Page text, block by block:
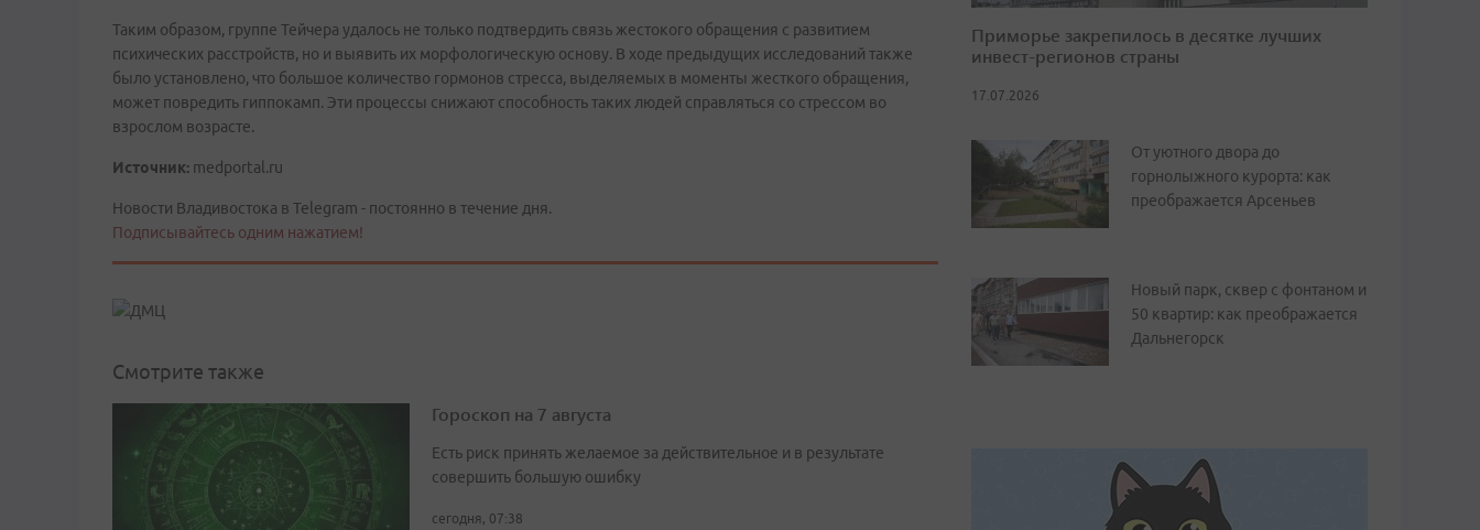
Таким образом, группе Тейчера удалось не только подтвердить связь жестокого обращения с развитием
психических расстройств, но и выявить их морфологическую основу. В ходе предыдущих исследований также
было установлено, что большое количество гормонов стресса, выделяемых в моменты жесткого обращения,
может повредить гиппокамп. Эти процессы снижают способность таких людей справляться со стрессом во
взрослом возрасте.
Источник: medportal.ru
Новости Владивостока в Telegram - постоянно в течение дня.
Подписывайтесь одним нажатием!
Смотрите также
Гороскоп на 7 августа
Есть риск принять желаемое за действительное и в результате
совершить большую ошибку
сегодня, 07:38
Приморье закрепилось в десятке лучших
инвест-регионов страны
17.07.2026
От уютного двора до
горнолыжного курорта: как
преображается Арсеньев
Новый парк, сквер с фонтаном и
50 квартир: как преображается
Дальнегорск